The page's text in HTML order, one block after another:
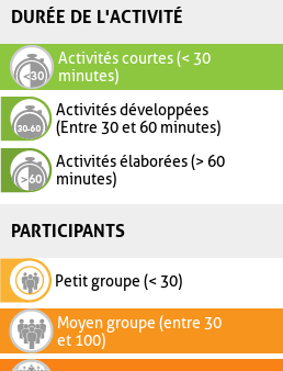
DURÉE DE L'ACTIVITÉ
Activités courtes (< 30
minutes)
Activités développées
(Entre 30 et 60 minutes)
Activités élaborées (> 60
minutes)
PARTICIPANTS
Petit groupe (< 30)
Moyen groupe (entre 30
et 100)